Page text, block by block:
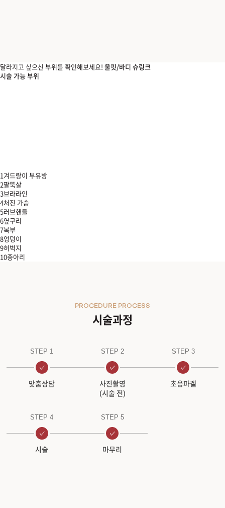
달라지고 싶으신 부위를 확인해보세요! 울핏/바디 슈링크
시술 가능 부위
1겨드랑이 부유방
2팔뚝살
3브라라인
4처진 가슴
5러브핸들
6옆구리
7복부
8엉덩이
9허벅지
10종아리
시술과정
PROCEDURE PROCESS
STEP 1
맞춤상담
STEP 2
사진촬영
(시술 전)
STEP 3
초음파겔
STEP 4
시술
STEP 5
마무리